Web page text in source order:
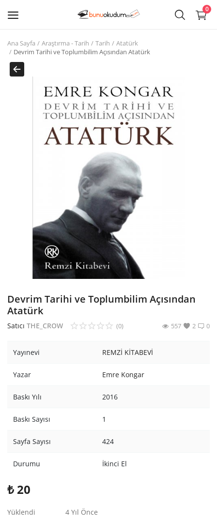
0
Kitap
Sat
Araştırma - Tarih
Din Tasavvuf
Hobi Kitapları
Sanat - Tasarım
Çizgi Roman
Mizah
Mitoloji Efsane
Diğer
Kitaplığım
Destek Merkezi
Ana Sayfa Araştırma - Tarih Tarih
Atatürk
Devrim Tarihi ve Toplumbilim Açısından Atatürk
Devrim Tarihi ve Toplumbilim Açısından
Atatürk
Satıcı THE_CROW 0
(0) 2
557
Yayınevi REMZİ KİTABEVİ
Yazar Emre Kongar
Baskı Yılı 2016
Baskı Sayısı 1
Sayfa Sayısı 424
Durumu İkinci El
₺ 20
Yüklendi 4 Yıl Önce